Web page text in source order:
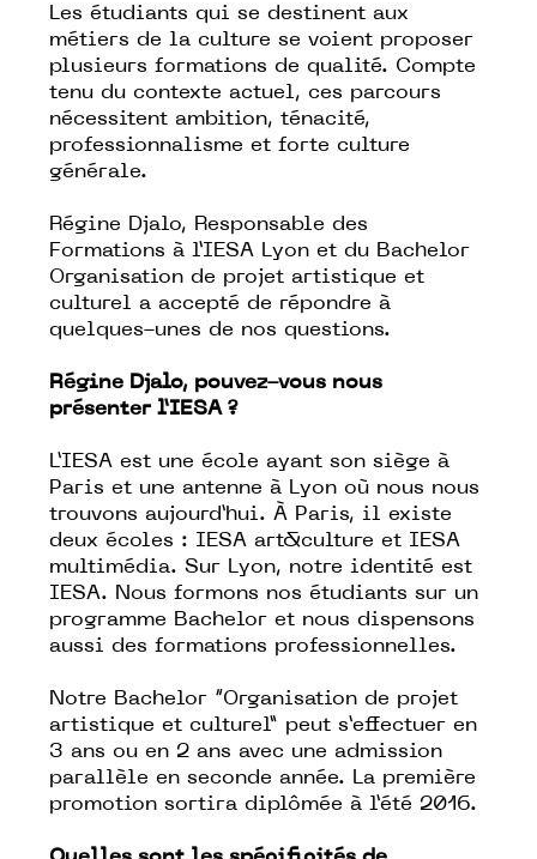
Les étudiants qui se destinent aux
métiers de la culture se voient proposer
plusieurs formations de qualité. Compte
tenu du contexte actuel, ces parcours
nécessitent ambition, ténacité,
professionnalisme et forte culture
générale.
Régine Djalo, Responsable des
Formations à l’IESA Lyon et du Bachelor
Organisation de projet artistique et
culturel a accepté de répondre à
quelques-unes de nos questions.
Régine Djalo, pouvez-vous nous
présenter l’IESA ?
L’IESA est une école ayant son siège à
Paris et une antenne à Lyon où nous nous
trouvons aujourd’hui. À Paris, il existe
deux écoles : IESA art&culture et IESA
multimédia. Sur Lyon, notre identité est
IESA. Nous formons nos étudiants sur un
programme Bachelor et nous dispensons
aussi des formations professionnelles.
Notre Bachelor “Organisation de projet
artistique et culturel” peut s’effectuer en
3 ans ou en 2 ans avec une admission
parallèle en seconde année. La première
promotion sortira diplômée à l’été 2016.